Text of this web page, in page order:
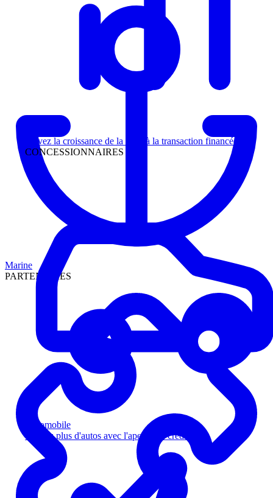
Suivez la croissance de la piste à la transaction financée
CONCESSIONNAIRES
Automobile
Vendez plus d'autos avec l'aperçu de crédit
Marine
PARTENAIRES